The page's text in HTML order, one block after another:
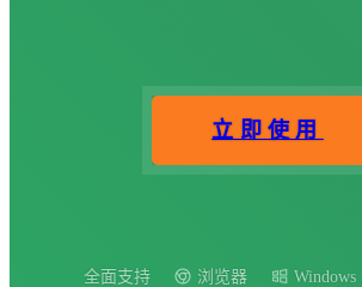
立即使用
全面支持 浏览器 Windows